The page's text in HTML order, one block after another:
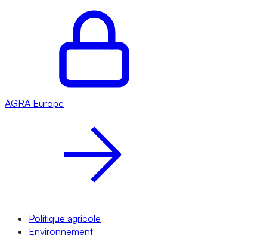
AGRA Europe
Politique agricole
Environnement